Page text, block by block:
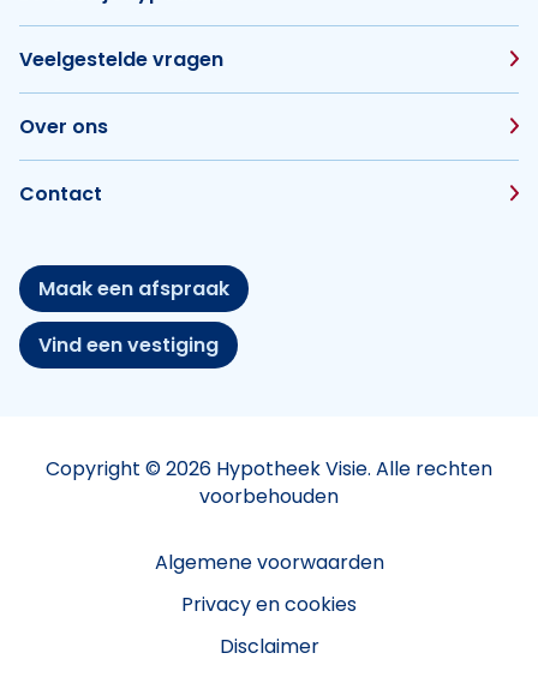
Veelgestelde vragen
Over ons
Contact
Maak een afspraak
Vind een vestiging
Copyright © 2026 Hypotheek Visie. Alle rechten
voorbehouden
Algemene voorwaarden
Privacy en cookies
Disclaimer